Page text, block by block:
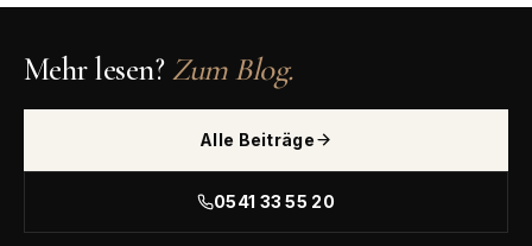
Mehr lesen?Zum Blog.
Alle Beiträge
0541 33 55 20